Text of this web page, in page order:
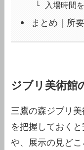
入場時間
まとめ｜所
ジブリ美術館
三鷹の森ジブリ
を把握しておく
や、展示の見どこ